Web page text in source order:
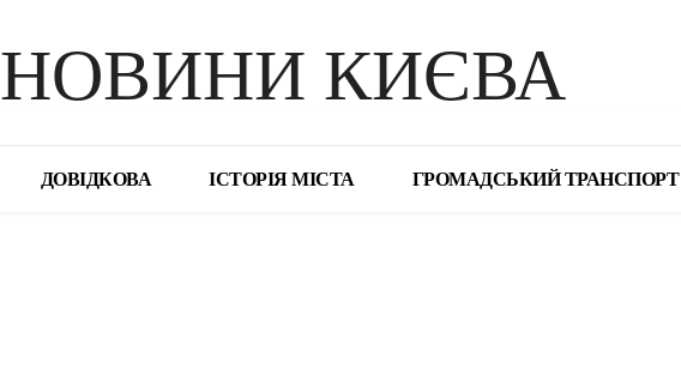
НОВИНИ КИЄВА
ДОВІДКОВА ІСТОРІЯ МІСТА ГРОМАДСЬКИЙ ТРАНСПОРТ